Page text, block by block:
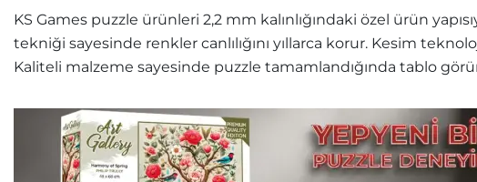
KS Games puzzle ürünleri 2,2 mm kalınlığındaki özel ürün
tekniği sayesinde renkler canlılığını yıllarca korur. Kesim
Kaliteli malzeme sayesinde puzzle tamamlandığında tablo